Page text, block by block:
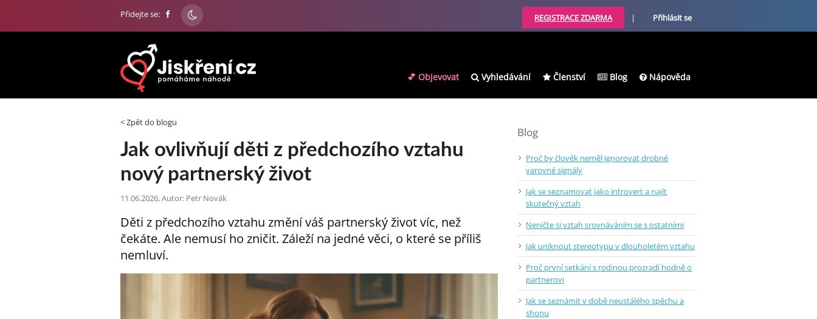
Přidejte se: REGISTRACE ZDARMA | Přihlásit se
💕 Objevovat Vyhledávání Členství Blog Nápověda
< Zpět do blogu
Jak ovlivňují děti z předchozího vztahu
nový partnerský život
11.06.2026, Autor: Petr Novák
Děti z předchozího vztahu změní váš partnerský život víc, než
čekáte. Ale nemusí ho zničit. Záleží na jedné věci, o které se příliš
nemluví.
Blog
Proč by člověk neměl ignorovat drobné
varovné signály
Jak se seznamovat jako introvert a najít
skutečný vztah
Neničte si vztah srovnáváním se s ostatními
Jak uniknout stereotypu v dlouholetém vztahu
Proč první setkání s rodinou prozradí hodně o
partnerovi
Jak se seznámit v době neustálého spěchu a
shonu